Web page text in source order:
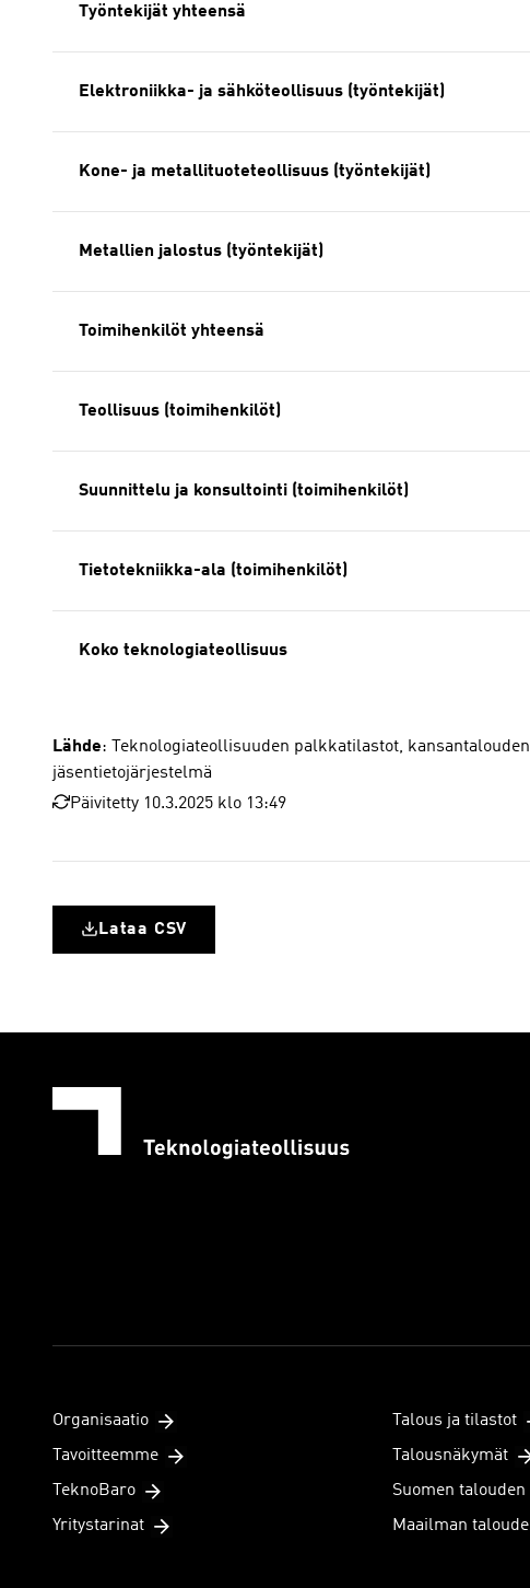
Työntekijät yhteensä
Elektroniikka- ja sähköteollisuus (työntekijät)
Kone- ja metallituoteteollisuus (työntekijät)
Metallien jalostus (työntekijät)
Toimihenkilöt yhteensä
Teollisuus (toimihenkilöt)
Suunnittelu ja konsultointi (toimihenkilöt)
Tietotekniikka-ala (toimihenkilöt)
Koko teknologiateollisuus
Lähde: Teknologiateollisuuden palkkatilastot,
jäsentietojärjestelmä
Päivitetty 10.3.2025 klo 13:49
Lataa CSV
Organisaatio
Tavoitteemme
TeknoBaro
Yritystarinat
Talous ja tilastot
Talousnäkymät
Suomen
Maailman